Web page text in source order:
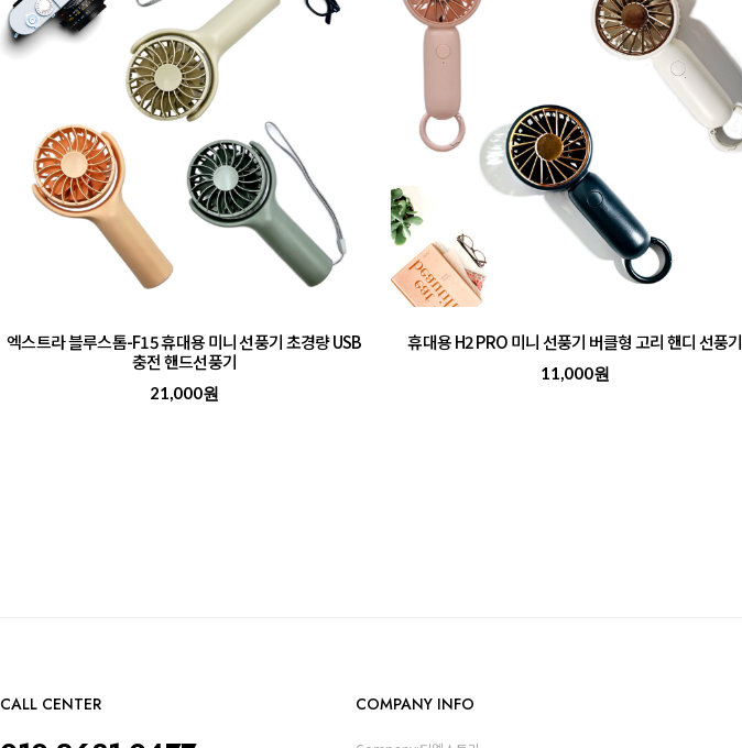
엑스트라 블루스톰-F15 휴대용 미니 선풍기 초경량 USB
충전 핸드선풍기
21,000원
휴대용 H2 PRO 미니 선풍기 버클형 고리 핸디 선풍기
11,000원
CALL CENTER COMPANY INFO